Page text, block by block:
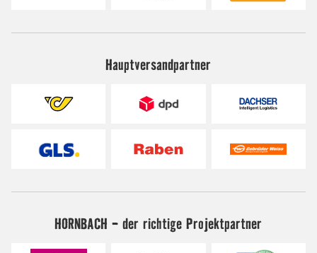
Hauptversandpartner
HORNBACH - der richtige Projektpartner